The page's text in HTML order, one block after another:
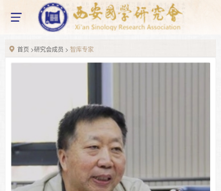
网站首页 home
研究会简介 组织架构 研究会章程
Chinese studies
国学研究 国学教育
最新活动 Latest activities
首页 >研究会成员 > 智库专家